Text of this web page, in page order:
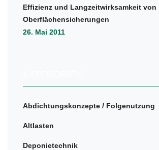
Effizienz und Langzeitwirksamkeit von
Oberflächensicherungen
26. Mai 2011
Abdichtungskonzepte / Folgenutzung
Altlasten
Deponietechnik